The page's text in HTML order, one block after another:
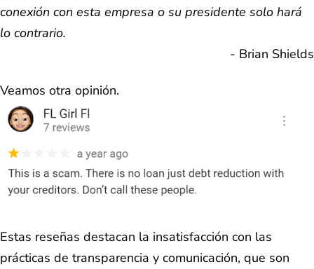
conexión con esta empresa o su presidente solo hará
lo contrario.
- Brian Shields
Veamos otra opinión.
Estas reseñas destacan la insatisfacción con las
prácticas de transparencia y comunicación, que son